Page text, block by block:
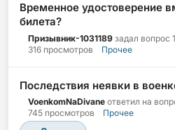
Временное удостоверение
билета?
Призывник-1031189 задал вопрос
316 просмотров
Прочее
Последствия неявки в
VoenkomNaDivane ответил на
745 просмотров
Прочее